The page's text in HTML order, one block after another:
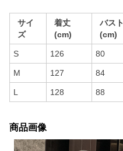
サイ
ズ
着丈
(cm)
バスト
(cm)
S 126 80
M 127 84
L 128 88
商品画像